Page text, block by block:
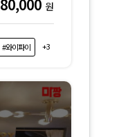
80,000 원
#와이파이 +3